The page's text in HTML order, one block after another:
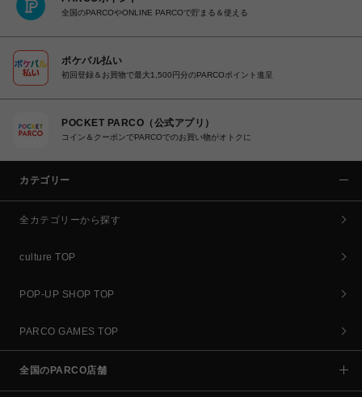
全国のPARCOやONLINE PARCOで貯まる＆使える
ポケパル払い
初回登録＆お買物で最大1,500円分のPARCOポイント進呈
POCKET PARCO（公式アプリ）
コイン＆クーポンでPARCOでのお買い物がオトクに
カテゴリー
全カテゴリーから探す
culture TOP
POP-UP SHOP TOP
PARCO GAMES TOP
全国のPARCO店舗